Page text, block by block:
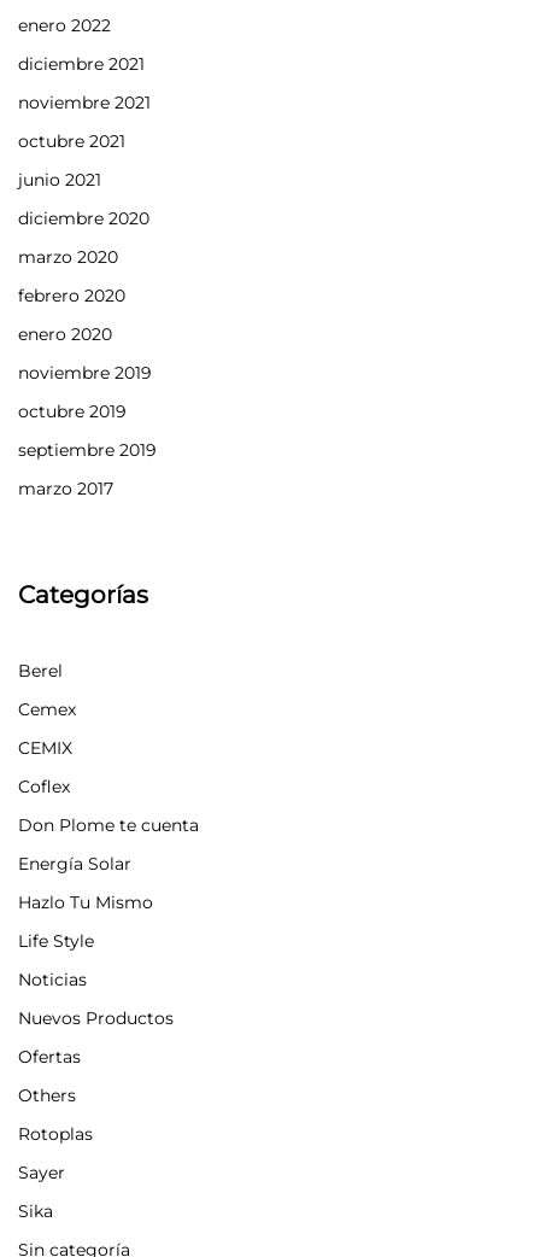
enero 2022
diciembre 2021
noviembre 2021
octubre 2021
junio 2021
diciembre 2020
marzo 2020
febrero 2020
enero 2020
noviembre 2019
octubre 2019
septiembre 2019
marzo 2017
Categorías
Berel
Cemex
CEMIX
Coflex
Don Plome te cuenta
Energía Solar
Hazlo Tu Mismo
Life Style
Noticias
Nuevos Productos
Ofertas
Others
Rotoplas
Sayer
Sika
Sin categoría